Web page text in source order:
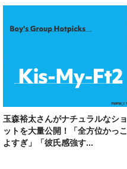
玉森裕太さんがナチュラルなショ
ットを大量公開！「全方位かっこ
よすぎ」「彼氏感強す...